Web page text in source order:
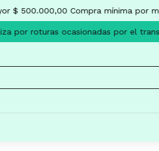
$ 500.000,00 Compra mínima por
por roturas ocasionadas por el